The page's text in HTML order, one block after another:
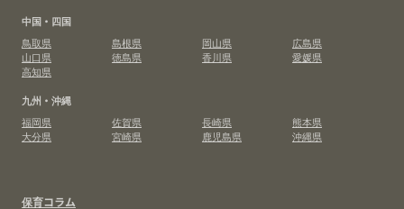
中国・四国
鳥取県
島根県 岡山県
広島県
山口県
徳島県 香川県
愛媛県
高知県
九州・沖縄
福岡県
佐賀県 長崎県
熊本県
大分県
宮崎県 鹿児島県 沖縄県
保育コラム